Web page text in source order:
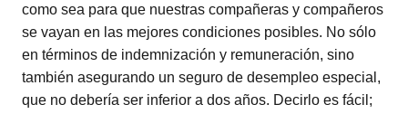
como sea para que nuestras compañeras y compañeros
se vayan en las mejores condiciones posibles. No sólo
en términos de indemnización y remuneración, sino
también asegurando un seguro de desempleo especial,
que no debería ser inferior a dos años. Decirlo es fácil;